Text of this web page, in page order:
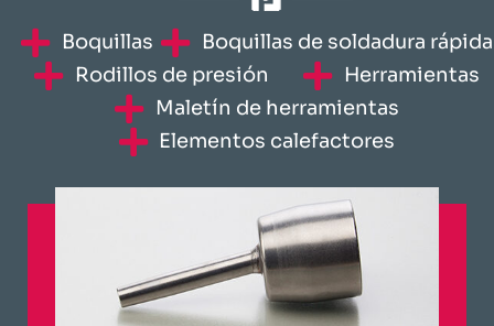
​Boquillas
​Boquillas de soldadura rápida​
Rodillos de presión
Herramientas
Maletín de herramientas
​Elementos calefactores​